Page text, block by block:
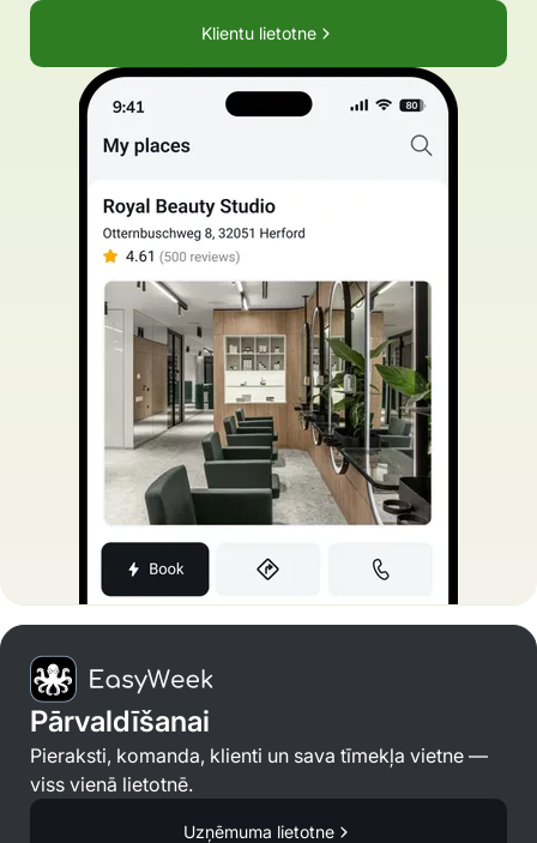
Klientu lietotne
Pārvaldīšanai
Pieraksti, komanda, klienti un sava tīmekļa vietne —
viss vienā lietotnē.
Uzņēmuma lietotne